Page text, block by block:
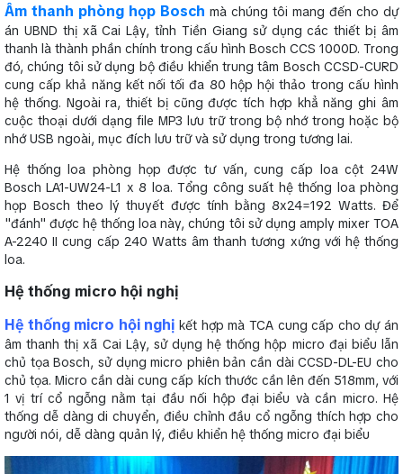
Âm thanh phòng họp Bosch mà chúng tôi mang đến cho dự
án UBND thị xã Cai Lậy, tỉnh Tiền Giang sử dụng các thiết bị âm
thanh là thành phần chính trong cấu hình Bosch CCS 1000D. Trong
đó, chúng tôi sử dụng bộ điều khiển trung tâm Bosch CCSD-CURD
cung cấp khả năng kết nối tối đa 80 hộp hội thảo trong cấu hình
hệ thống. Ngoài ra, thiết bị cũng được tích hợp khẳ năng ghi âm
cuộc thoại dưới dạng file MP3 lưu trữ trong bộ nhớ trong hoặc bộ
nhớ USB ngoài, mục đích lưu trữ và sử dụng trong tương lai.
Hệ thống loa phòng họp được tư vấn, cung cấp loa cột 24W
Bosch LA1-UW24-L1 x 8 loa. Tổng công suất hệ thống loa phòng
họp Bosch theo lý thuyết được tính bằng 8x24=192 Watts. Để
"đánh" được hệ thống loa này, chúng tôi sử dụng amply mixer TOA
A-2240 II cung cấp 240 Watts âm thanh tương xứng với hệ thống
loa.
Hệ thống micro hội nghị
Hệ thống micro hội nghị kết hợp mà TCA cung cấp cho dự án
âm thanh thị xã Cai Lậy, sử dụng hệ thống hộp micro đại biểu lẫn
chủ tọa Bosch, sử dụng micro phiên bản cần dài CCSD-DL-EU cho
chủ tọa. Micro cần dài cung cấp kích thước cần lên đến 518mm, với
1 vị trí cổ ngỗng nằm tại đầu nối hộp đại biểu và cần micro. Hệ
thống dễ dàng di chuyển, điều chỉnh đầu cổ ngỗng thích hợp cho
người nói, dễ dàng quản lý, điều khiển hệ thống micro đại biểu